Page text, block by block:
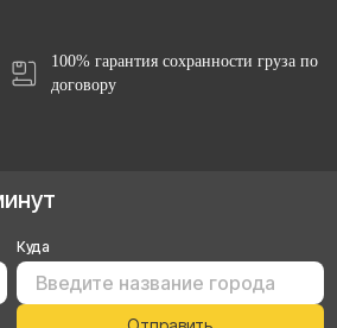
100% гарантия сохранности груза по
договору
Куда